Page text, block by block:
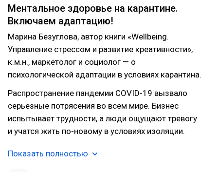
Ментальное здоровье на карантине.
Включаем адаптацию!
Марина Безуглова, автор книги «Wellbeing.
Управление стрессом и развитие креативности»,
к.м.н., маркетолог и социолог — о
психологической адаптации в условиях карантина.
Распространение пандемии COVID-19 вызвало
серьезные потрясения во всем мире. Бизнес
испытывает трудности, а люди ощущают тревогу
и учатся жить по-новому в условиях изоляции.
Показать полностью